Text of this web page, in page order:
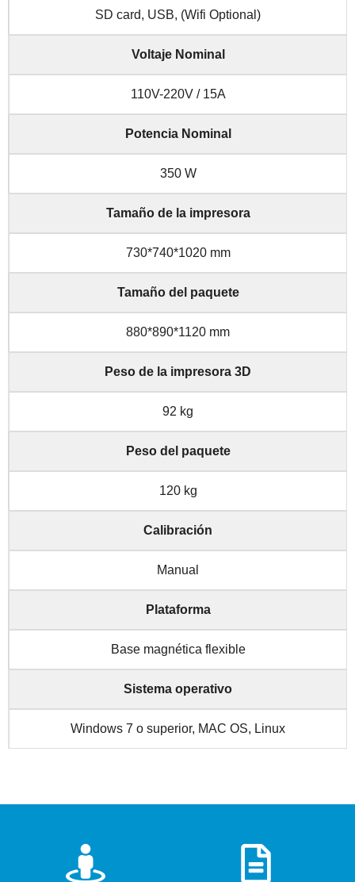
SD card, USB, (Wifi Optional)
Voltaje Nominal
110V-220V / 15A
Potencia Nominal
350 W
Tamaño de la impresora
730*740*1020 mm
Tamaño del paquete
880*890*1120 mm
Peso de la impresora 3D
92 kg
Peso del paquete
120 kg
Calibración
Manual
Plataforma
Base magnética flexible
Sistema operativo
Windows 7 o superior, MAC OS, Linux